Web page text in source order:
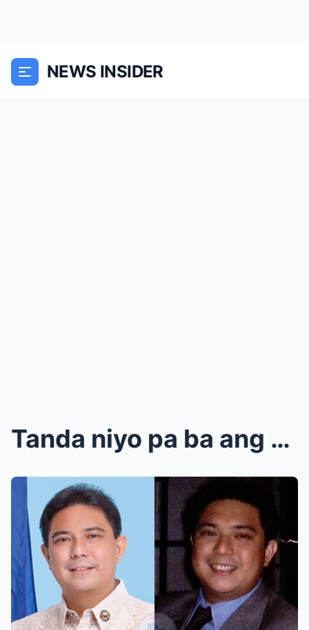
NEWS INSIDER
Tanda niyo pa ba ang actor na ito na naging Bise G...